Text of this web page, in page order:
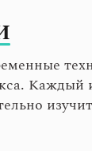
Каждый